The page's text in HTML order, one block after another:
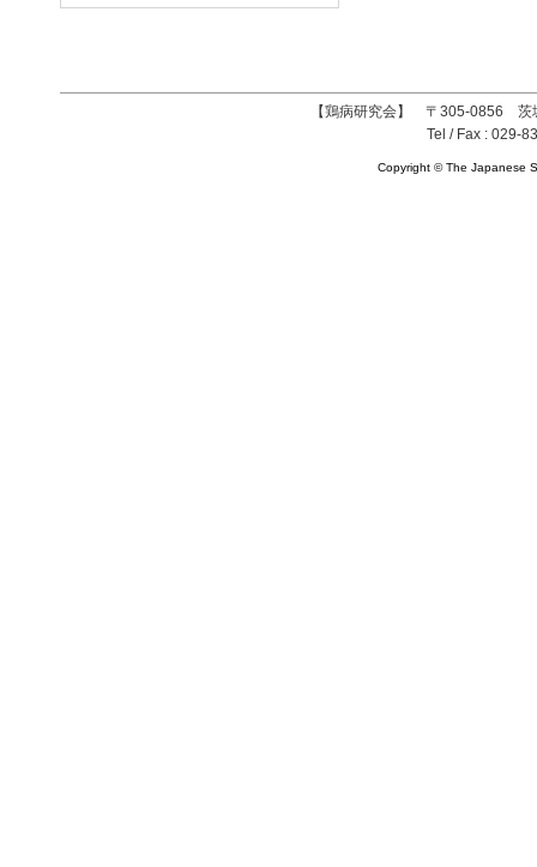
【鶏病研究会】 〒305-0856 茨
Tel / Fax : 029-
Copyright © The Japanese